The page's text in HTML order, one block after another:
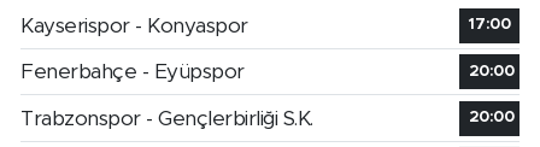
Kayserispor - Konyaspor
17:00
Fenerbahçe - Eyüpspor 20:00
Trabzonspor - Gençlerbirliği S.K. 20:00